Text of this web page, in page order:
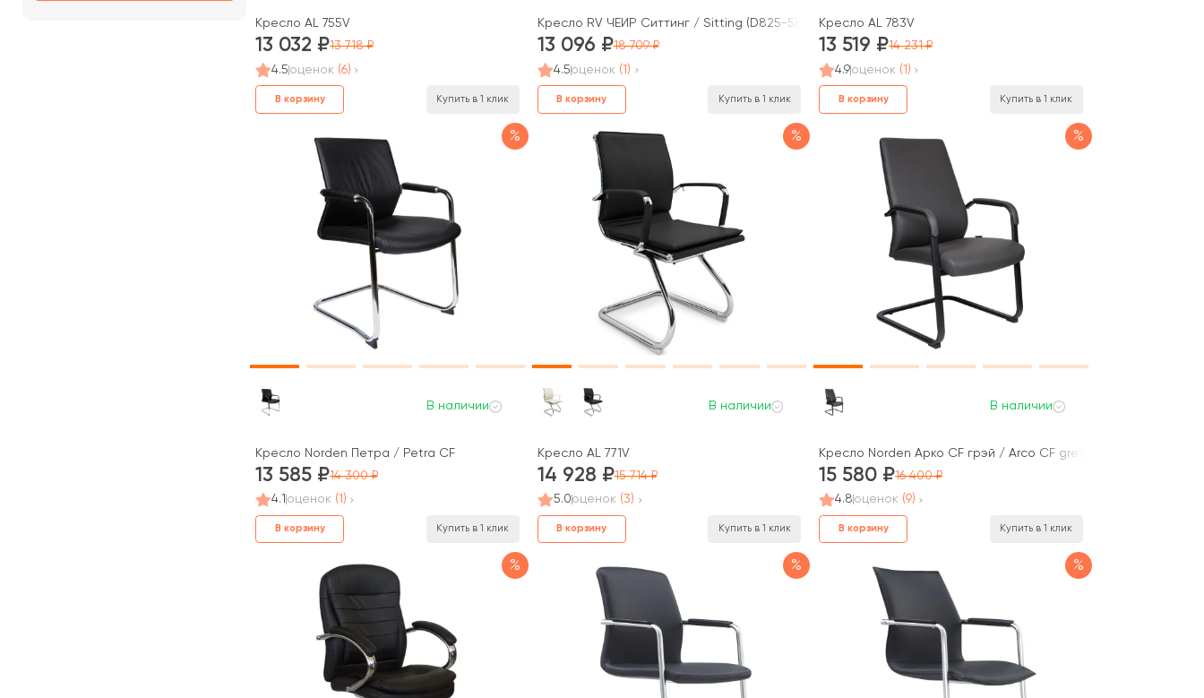
Кресло AL 755V
13 032
13 718
4.5оценок (6)
В корзину Купить в 1 клик
Кресло RV ЧЕЙР Ситтинг / Sitting (D825-5)
13 096
18 709
4.5оценок (1)
В корзину Купить в 1 клик
Кресло AL 783V
13 519
14 231
4.9оценок (1)
В корзину Купить в 1 клик
%
В наличии
Кресло Norden Петра / Petra CF
13 585
14 300
4.1 оценок (1)
В корзину Купить в 1 клик
%
В наличии
Кресло AL 771V
14 928
15 714
5.0оценок (3)
В корзину Купить в 1 клик
%
В наличии
Кресло Norden Арко CF грэй / Arco CF grey / серый
15 580
16 400
4.8 оценок (9)
В корзину Купить в 1 клик
% % %